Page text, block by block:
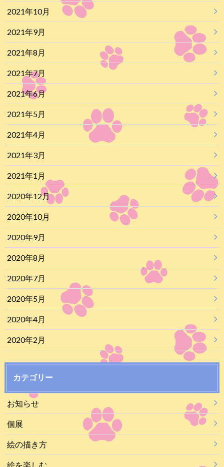
2021年10月
2021年9月
2021年8月
2021年7月
2021年6月
2021年5月
2021年4月
2021年3月
2021年1月
2020年12月
2020年10月
2020年9月
2020年8月
2020年7月
2020年5月
2020年4月
2020年2月
カテゴリー
お知らせ
個展
絵の描き方
絵を楽しむ